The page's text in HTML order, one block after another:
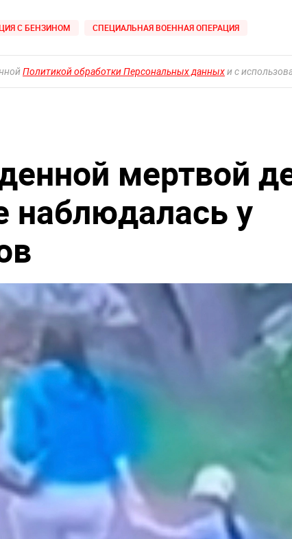
С БЕНЗИНОМ СПЕЦИАЛЬНАЯ ВОЕННАЯ ОПЕРАЦИЯ
Политикой обработки Персональных данныхи с
мертвой
наблюдалась у